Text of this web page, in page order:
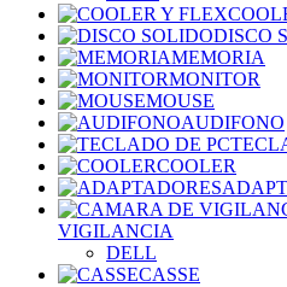
DISCO
MEMORIA
MONITOR
MOUSE
AUDIFONO
COOLER
VIGILANCIA
DELL
CASSE